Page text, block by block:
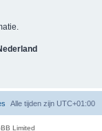
Alle tijden zijn UTC+01:00
Limited